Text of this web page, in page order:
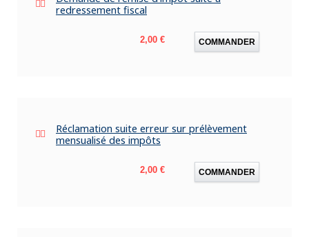
redressement fiscal
Prix
2,00 € COMMANDER
Réclamation suite erreur sur prélèvement
mensualisé des impôts
Prix
2,00 € COMMANDER